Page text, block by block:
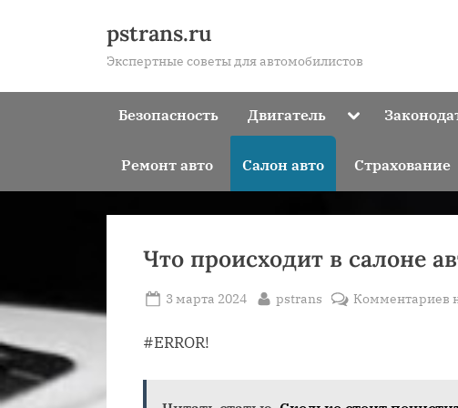
pstrans.ru
Экспертные советы для автомобилистов
Безопасность Двигатель Toggle
Ремонт авто Салон авто Страхование
Что происходит в салоне
Posted
3 марта 2024 By
pstrans Комментариев к
#ERROR!